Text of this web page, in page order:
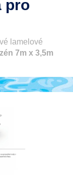
pro
lamelové
7m x 3,5m